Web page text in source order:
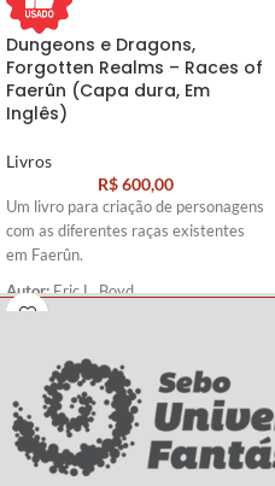
Dungeons e Dragons,
Forgotten Realms – Races of
Faerûn (Capa dura, Em
Inglês)
Livros
R$600,00
Um livro para criação de personagens
com as diferentes raças existentes
em Faerûn.
Autor:Eric L. Boyd